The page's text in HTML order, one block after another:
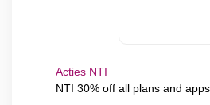
Acties NTI
NTI 30% off all plans and apps